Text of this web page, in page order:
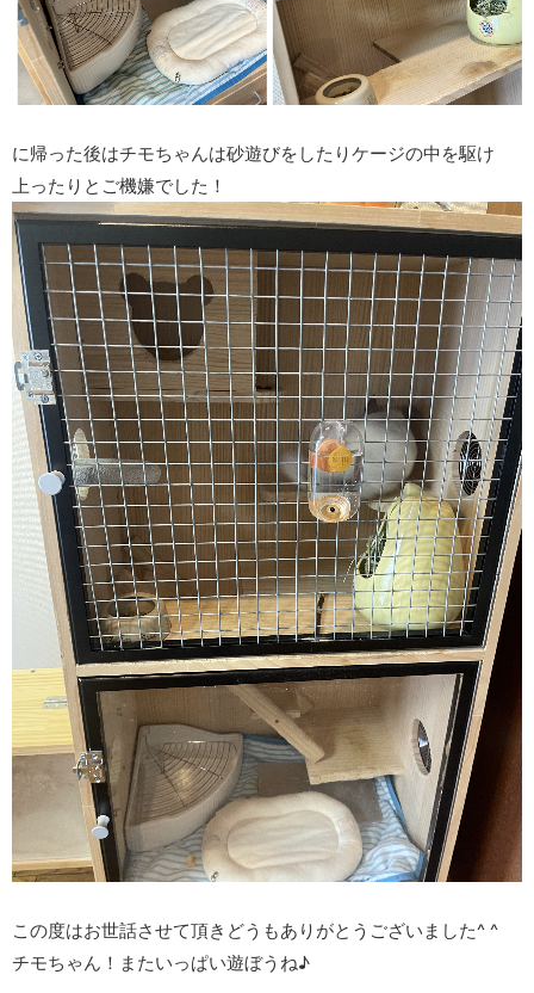
に帰った後はチモちゃんは砂遊びをしたりケージの中を駆け
上ったりとご機嫌でした！
この度はお世話させて頂きどうもありがとうございました^ ^
チモちゃん！またいっぱい遊ぼうね♪